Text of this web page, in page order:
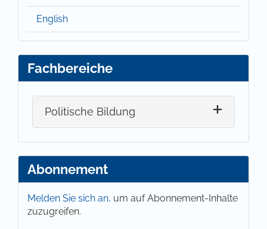
English
Fachbereiche
Politische Bildung
Abonnement
Melden Sie sich an, um auf Abonnement-Inhalte
zuzugreifen.